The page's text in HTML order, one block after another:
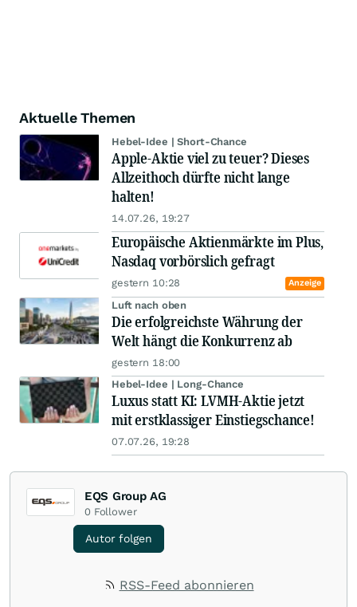
Aktuelle Themen
Hebel-Idee | Short-Chance
Apple-Aktie viel zu teuer? Dieses
Allzeithoch dürfte nicht lange
halten!
14.07.26, 19:27
Europäische Aktienmärkte im Plus,
Nasdaq vorbörslich gefragt
gestern 10:28 Anzeige
Luft nach oben
Die erfolgreichste Währung der
Welt hängt die Konkurrenz ab
gestern 18:00
Hebel-Idee | Long-Chance
Luxus statt KI: LVMH-Aktie jetzt
mit erstklassiger Einstiegschance!
07.07.26, 19:28
EQS Group AG
0 Follower
Autor folgen
RSS-Feed abonnieren